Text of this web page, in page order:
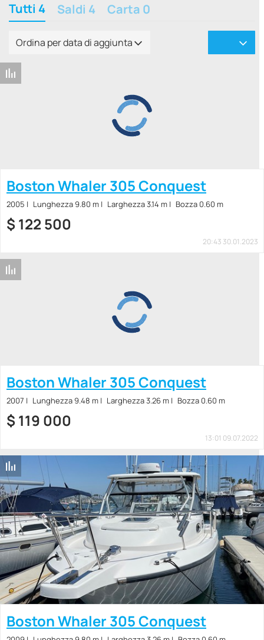
Tutti 4 Saldi 4 Carta 0
Ordina per data di aggiunta
Boston Whaler 305 Conquest
2005 Lunghezza 9.80 m Larghezza 3.14 m Bozza 0.60 m
$ 122 500
20:43 30.01.2023
Boston Whaler 305 Conquest
2007 Lunghezza 9.48 m Larghezza 3.26 m Bozza 0.60 m
$ 119 000
13:01 09.07.2022
Boston Whaler 305 Conquest